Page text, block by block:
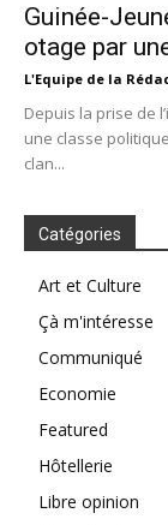
Guinée-
otage par
L'Equipe de la
Depuis la prise de
une classe
clan...
Catégories
Art et Culture
Çà m'intéresse
Communiqué
Economie
Featured
Hôtellerie
Libre opinion